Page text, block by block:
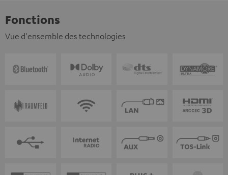
Fonctions
Vue d'ensemble des technologies